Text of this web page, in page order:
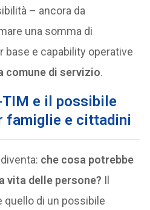
– ancora da
una somma di
e capability operative
comune di servizio.
e il possibile
famiglie e cittadini
che cosa potrebbe
vita delle persone? Il
quello di un possibile